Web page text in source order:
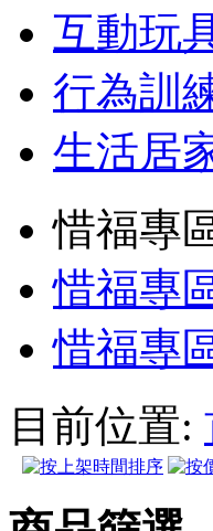
互動玩
行為訓
生活居
惜福專
惜福專
惜福專
目前位置: